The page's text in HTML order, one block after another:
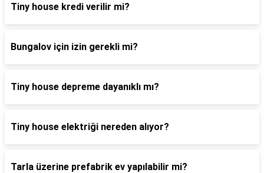
Tiny house kredi verilir mi?
Bungalov için izin gerekli mi?
Tiny house depreme dayanıklı mı?
Tiny house elektriği nereden alıyor?
Tarla üzerine prefabrik ev yapılabilir mi?